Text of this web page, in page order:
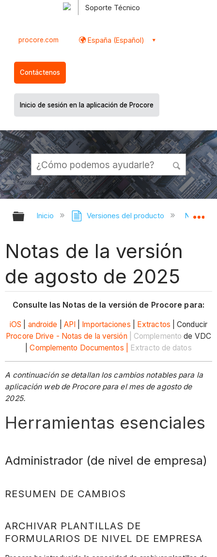
Soporte Técnico
procore.com España (Español)
Contáctenos
Inicio de sesión en la aplicación de Procore
Expandir/contraer jerarquía global
Inicio Versiones del producto Notas
Notas de la versión
de agosto de 2025
Consulte las Notas de la versión de Procore para:
iOS androide API Importaciones Extractos | Conducir
Procore Drive - Notas de la versión
| Complemento de VDC
|Complemento Documentos | Extracto de datos
A continuación se detallan los cambios notables para la
aplicación web de Procore para el mes de agosto de
2025.
Herramientas esenciales
Administrador (de nivel de empresa)
RESUMEN DE CAMBIOS
ARCHIVAR PLANTILLAS DE
FORMULARIOS DE NIVEL DE EMPRESA